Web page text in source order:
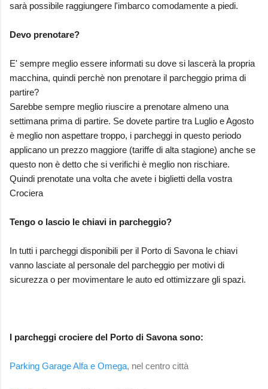
sarà possibile raggiungere l'imbarco comodamente a piedi.
Devo prenotare?
E' sempre meglio essere informati su dove si lascerà la propria
macchina, quindi perchè non prenotare il parcheggio prima di
partire?
Sarebbe sempre meglio riuscire a prenotare almeno una
settimana prima di partire. Se dovete partire tra Luglio e Agosto
è meglio non aspettare troppo, i parcheggi in questo periodo
applicano un prezzo maggiore (tariffe di alta stagione) anche se
questo non è detto che si verifichi è meglio non rischiare.
Quindi prenotate una volta che avete i biglietti della vostra
Crociera
Tengo o lascio le chiavi in parcheggio?
In tutti i parcheggi disponibili per il Porto di Savona le chiavi
vanno lasciate al personale del parcheggio per motivi di
sicurezza o per movimentare le auto ed ottimizzare gli spazi.
I parcheggi crociere del Porto di Savona sono:
Parking Garage Alfa e Omega, nel centro città